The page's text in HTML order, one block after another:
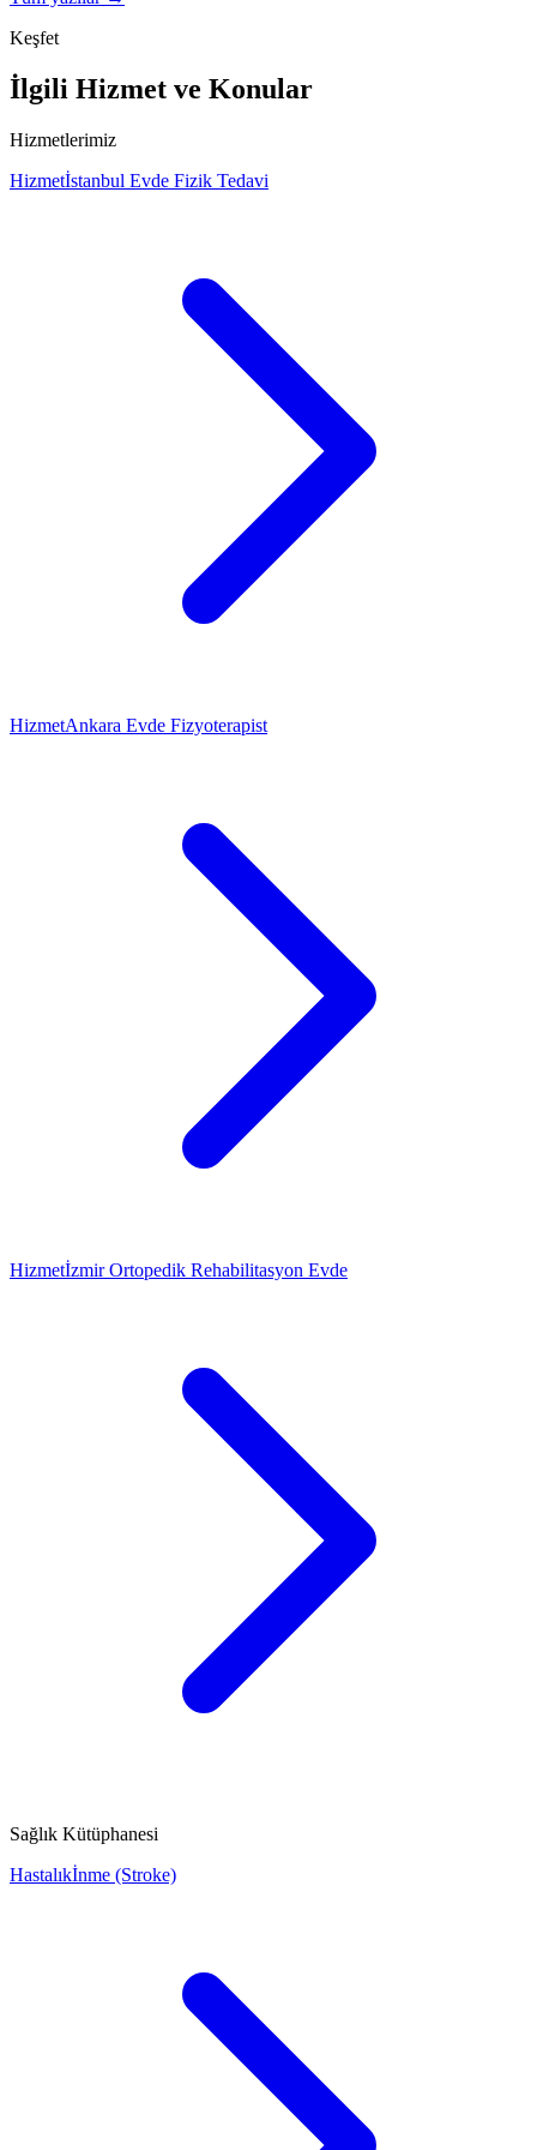
Keşfet
İlgili Hizmet ve Konular
Hizmetlerimiz
Hizmetİstanbul Evde Fizik Tedavi
HizmetAnkara Evde Fizyoterapist
Hizmetİzmir Ortopedik Rehabilitasyon Evde
Sağlık Kütüphanesi
Hastalıkİnme (Stroke)